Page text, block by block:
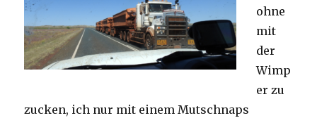
ohne
mit
der
Wimp
er zu
zucken, ich nur mit einem Mutschnaps